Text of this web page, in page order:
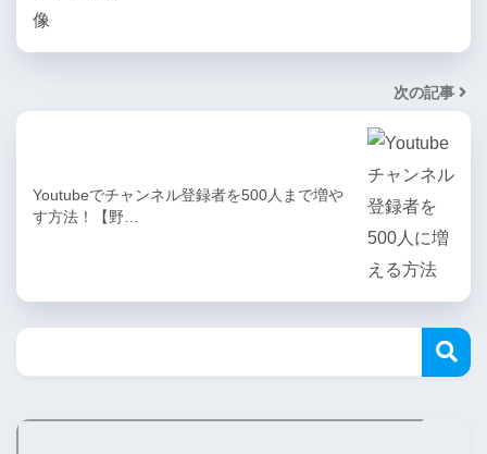
次の記事
Youtubeでチャンネル登録者を500人まで増や
す方法！【野…